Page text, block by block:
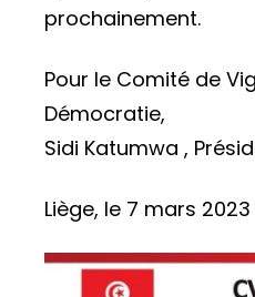
prochainement.
Pour le Comité de
Démocratie,
Sidi Katumwa ,
Liège, le 7 mars 2023